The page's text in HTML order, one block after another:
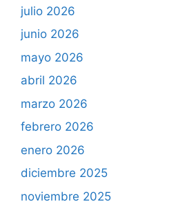
julio 2026
junio 2026
mayo 2026
abril 2026
marzo 2026
febrero 2026
enero 2026
diciembre 2025
noviembre 2025